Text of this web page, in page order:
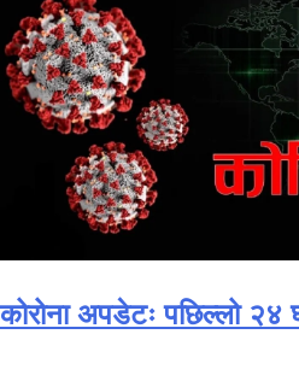
कोरोना अपडेटः पछिल्लो २४